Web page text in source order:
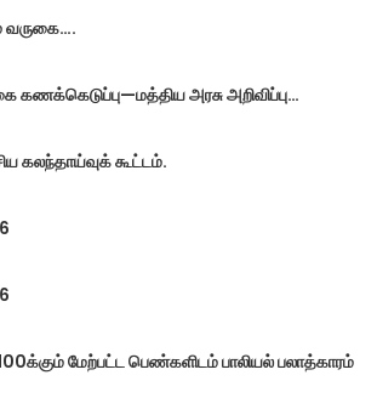
வருகை….
அரசு அறிவிப்பு…
கலந்தாய்வுக் கூட்டம்.
மேற்பட்ட பெண்களிடம் பாலியல் பலாத்காரம்